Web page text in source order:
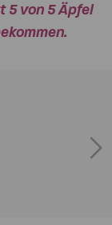
5 von 5 Äpfel
Next